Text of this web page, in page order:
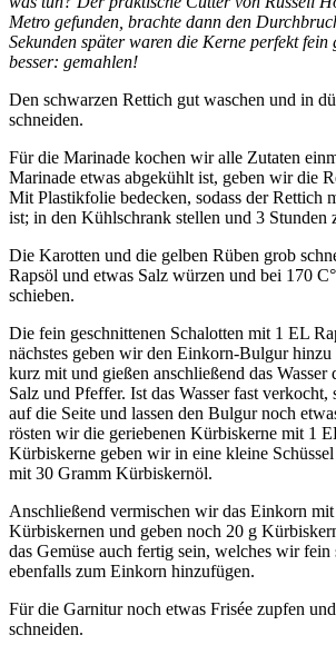
Metro gefunden, brachte dann den
Sekunden später waren die Kerne perfekt
besser: gemahlen!
Den schwarzen Rettich gut waschen und in
schneiden.
Für die Marinade kochen wir alle Zutaten
Marinade etwas abgekühlt ist, geben wir die
Mit Plastikfolie bedecken, sodass der Rettich
ist; in den Kühlschrank stellen und 3 Stunden
Die Karotten und die gelben Rüben grob
Rapsöl und etwas Salz würzen und bei 170
schieben.
Die fein geschnittenen Schalotten mit 1 EL
nächstes geben wir den Einkorn-Bulgur hinzu
kurz mit und gießen anschließend das Wasser
Salz und Pfeffer. Ist das Wasser fast
auf die Seite und lassen den Bulgur noch
rösten wir die geriebenen Kürbiskerne mit 1
Kürbiskerne geben wir in eine kleine
mit 30 Gramm Kürbiskernöl.
Anschließend vermischen wir das Einkorn mit
Kürbiskernen und geben noch 20 g
das Gemüse auch fertig sein, welches wir fein
ebenfalls zum Einkorn hinzufügen.
Für die Garnitur noch etwas Frisée zupfen
schneiden.